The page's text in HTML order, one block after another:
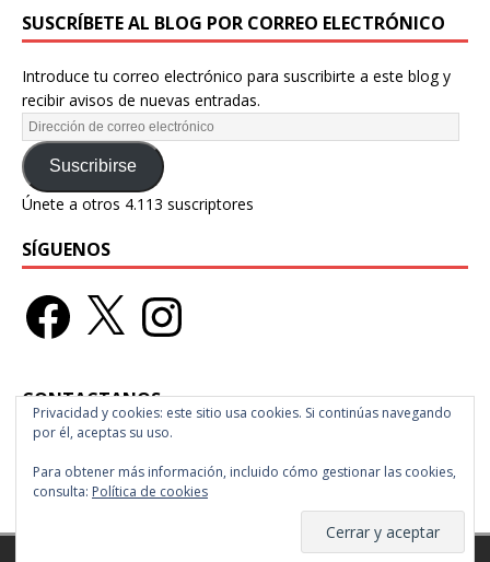
SUSCRÍBETE AL BLOG POR CORREO ELECTRÓNICO
Introduce tu correo electrónico para suscribirte a este blog y
recibir avisos de nuevas entradas.
Suscribirse
Únete a otros 4.113 suscriptores
SÍGUENOS
CONTACTANOS
raspberrymagazine@gmail.com
Copyright © 2026 | Tema para WordPress deMH Themes
Privacidad y cookies: este sitio usa cookies. Si continúas navegando
por él, aceptas su uso.
Para obtener más información, incluido cómo gestionar las cookies,
consulta: Política de cookies